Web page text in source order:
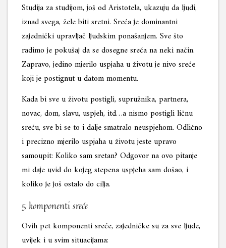
Studija za studijom, još od Aristotela, ukazuju da ljudi,
iznad svega, žele biti sretni. Sreća je dominantni
zajednički upravljač ljudskim ponašanjem. Sve što
radimo je pokušaj da se dosegne sreća na neki način.
Zapravo, jedino mjerilo uspjaha u životu je nivo sreće
koji je postignut u datom momentu.
Kada bi sve u životu postigli, supružnika, partnera,
novac, dom, slavu, uspjeh, itd…a nismo postigli ličnu
sreću, sve bi se to i dalje smatralo neuspjehom. Odlično
i precizno mjerilo uspjaha u životu jeste upravo
samoupit: Koliko sam sretan? Odgovor na ovo pitanje
mi daje uvid do kojeg stepena uspjeha sam došao, i
koliko je još ostalo do cilja.
5 komponenti sreće
Ovih pet komponenti sreće, zajedničke su za sve ljude,
uvijek i u svim situacijama: